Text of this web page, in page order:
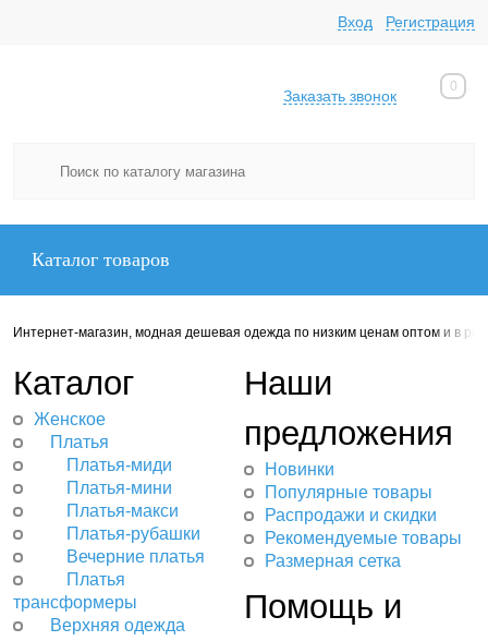
Вход Регистрация
Заказать звонок
0
Каталог товаров
Интернет-магазин, модная дешевая одежда по низким ценам оптом и в
Каталог
Женское
Платья
Платья-миди
Платья-мини
Платья-макси
Платья-рубашки
Вечерние платья
Платья
трансформеры
Верхняя одежда
Наши
предложения
Новинки
Популярные товары
Распродажи и скидки
Рекомендуемые товары
Размерная сетка
Помощь и